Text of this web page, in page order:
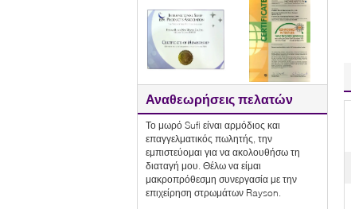
Αναθεωρήσεις πελατών
Το μωρό Sufi είναι αρμόδιος και
επαγγελματικός πωλητής, την
εμπιστεύομαι για να ακολουθήσω τη
διαταγή μου. Θέλω να είμαι
μακροπρόθεσμη συνεργασία με την
επιχείρηση στρωμάτων Rayson.